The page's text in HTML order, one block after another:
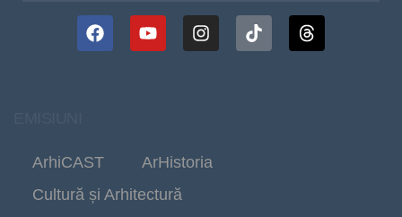
ArhiCAST
ArHistoria
Cultură și Arhitectură